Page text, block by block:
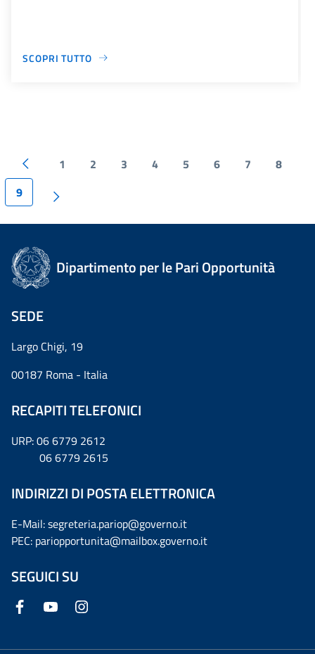
SCOPRI TUTTO
1 2 3 4 5 6 7
8
9
Dipartimento per le Pari Opportunità
SEDE
Largo Chigi, 19
00187 Roma - Italia
RECAPITI TELEFONICI
URP: 06 6779 2612
06 6779 2615
INDIRIZZI DI POSTA ELETTRONICA
E-Mail: segreteria.pariop@governo.it
PEC: pariopportunita@mailbox.governo.it
SEGUICI SU